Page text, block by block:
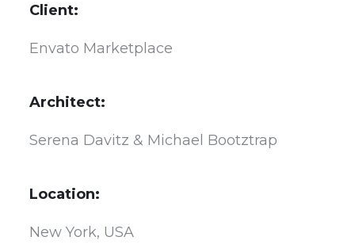
Client:
Envato Marketplace
Architect:
Serena Davitz & Michael Bootztrap
Location:
New York, USA